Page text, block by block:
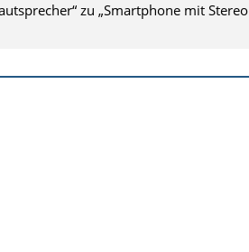
zu „Smartphone mit Stereo